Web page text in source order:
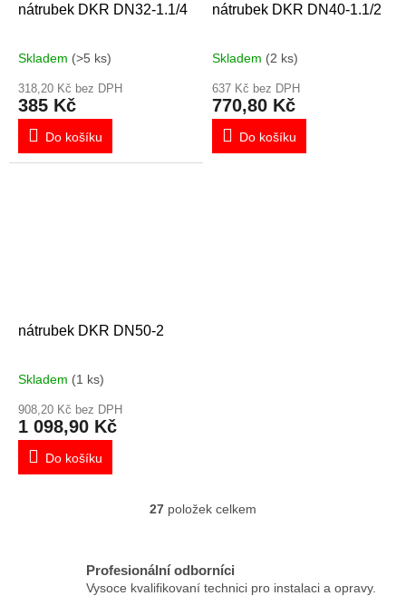
nátrubek DKR DN32-1.1/4
Skladem (>5 ks)
318,20 Kč bez DPH
385 Kč
Do košíku
nátrubek DKR DN40-1.1/2
Skladem (2 ks)
637 Kč bez DPH
770,80 Kč
Do košíku
nátrubek DKR DN50-2
Skladem (1 ks)
908,20 Kč bez DPH
1 098,90 Kč
Do košíku
O
á
d
27 položek celkem
Profesionální odborníci
Vysoce kvalifikovaní technici pro instalaci a opravy.